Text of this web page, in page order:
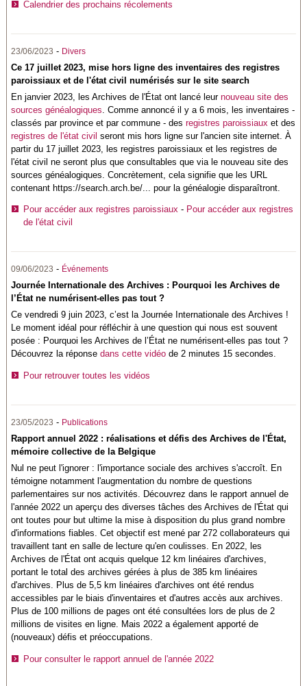
Calendrier des prochains récolements
23/06/2023 - Divers
Ce 17 juillet 2023, mise hors ligne des inventaires des registres
paroissiaux et de l'état civil numérisés sur le site search
En janvier 2023, les Archives de l'État ont lancé leurnouveau site des
sources généalogiques . Comme annoncé il y a 6 mois, les inventaires -
classés par province et par commune - desregistres paroissiaux et des
registres de l'état civil seront mis hors ligne sur l'ancien site internet. À
partir du 17 juillet 2023, les registres paroissiaux et les registres de
l'état civil ne seront plus que consultables que via le nouveau site des
sources généalogiques. Concrètement, cela signifie que les URL
contenant https://search.arch.be/... pour la généalogie disparaîtront.
Pour accéder aux registres paroissiaux - Pour accéder aux registres
de l'état civil
09/06/2023 - Événements
Journée Internationale des Archives : Pourquoi les Archives de
l’État ne numérisent-elles pas tout ?
Ce vendredi 9 juin 2023, c’est la Journée Internationale des Archives !
Le moment idéal pour réfléchir à une question qui nous est souvent
posée : Pourquoi les Archives de l’État ne numérisent-elles pas tout ?
Découvrez la réponsedans cette vidéo de 2 minutes 15 secondes.
Pour retrouver toutes les vidéos
23/05/2023 - Publications
Rapport annuel 2022 : réalisations et défis des Archives de l'État,
mémoire collective de la Belgique
Nul ne peut l'ignorer : l'importance sociale des archives s'accroît. En
témoigne notamment l'augmentation du nombre de questions
parlementaires sur nos activités. Découvrez dans le rapport annuel de
l'année 2022 un aperçu des diverses tâches des Archives de l'État qui
ont toutes pour but ultime la mise à disposition du plus grand nombre
d'informations fiables. Cet objectif est mené par 272 collaborateurs qui
travaillent tant en salle de lecture qu'en coulisses. En 2022, les
Archives de l'État ont acquis quelque 12 km linéaires d'archives,
portant le total des archives gérées à plus de 385 km linéaires
d'archives. Plus de 5,5 km linéaires d'archives ont été rendus
accessibles par le biais d'inventaires et d'autres accès aux archives.
Plus de 100 millions de pages ont été consultées lors de plus de 2
millions de visites en ligne. Mais 2022 a également apporté de
(nouveaux) défis et préoccupations.
Pour consulter le rapport annuel de l'année 2022